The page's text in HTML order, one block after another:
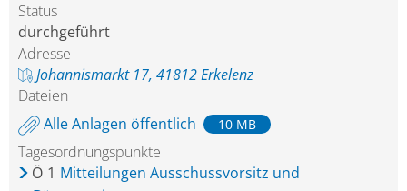
Status
durchgeführt
Adresse
Johannismarkt 17, 41812 Erkelenz
Dateien
Alle Anlagen öffentlich
10 MB
Tagesordnungspunkte
Ö 1 Mitteilungen Ausschussvorsitz und